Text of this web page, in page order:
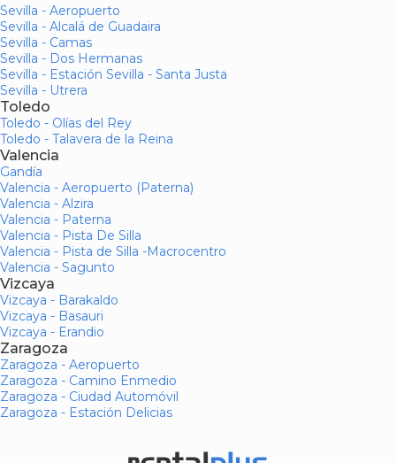
Sevilla - Aeropuerto
Sevilla - Alcalá de Guadaira
Sevilla - Camas
Sevilla - Dos Hermanas
Sevilla - Estación Sevilla - Santa Justa
Sevilla - Utrera
Toledo
Toledo - Olías del Rey
Toledo - Talavera de la Reina
Valencia
Gandía
Valencia - Aeropuerto (Paterna)
Valencia - Alzira
Valencia - Paterna
Valencia - Pista De Silla
Valencia - Pista de Silla -Macrocentro
Valencia - Sagunto
Vizcaya
Vizcaya - Barakaldo
Vizcaya - Basauri
Vizcaya - Erandio
Zaragoza
Zaragoza - Aeropuerto
Zaragoza - Camino Enmedio
Zaragoza - Ciudad Automóvil
Zaragoza - Estación Delicias